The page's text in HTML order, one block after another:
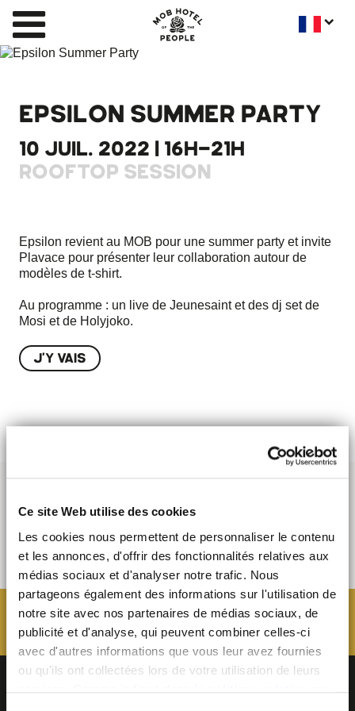
Ce site Web utilise des cookies
Les cookies nous permettent de personnaliser le contenu
et les annonces, d'offrir des fonctionnalités relatives aux
médias sociaux et d'analyser notre trafic. Nous
partageons également des informations sur l'utilisation de
notre site avec nos partenaires de médias sociaux, de
publicité et d'analyse, qui peuvent combiner celles-ci
avec d'autres informations que vous leur avez fournies
ou qu'ils ont collectées lors de votre utilisation de leurs
EPSILON SUMMER PARTY
10 JUIL. 2022 | 16H-21H
ROOFTOP SESSION
Epsilon revient au MOB pour une summer party et invite
Plavace pour présenter leur collaboration autour de
modèles de t-shirt.
Au programme : un live de Jeunesaint et des dj set de
Mosi et de Holyjoko.
J'Y VAIS